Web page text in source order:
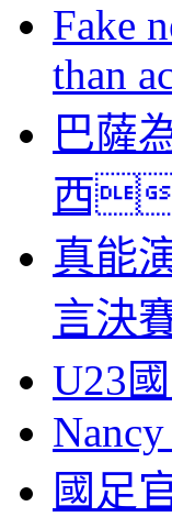
Fake
than
巴薩
西
真能
言決
U23
國足